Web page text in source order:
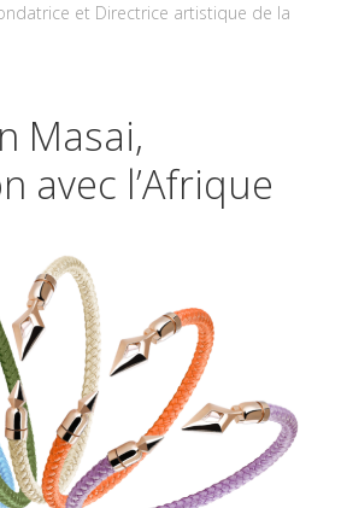
et Directrice artistique de la
Masai,
avec l’Afrique